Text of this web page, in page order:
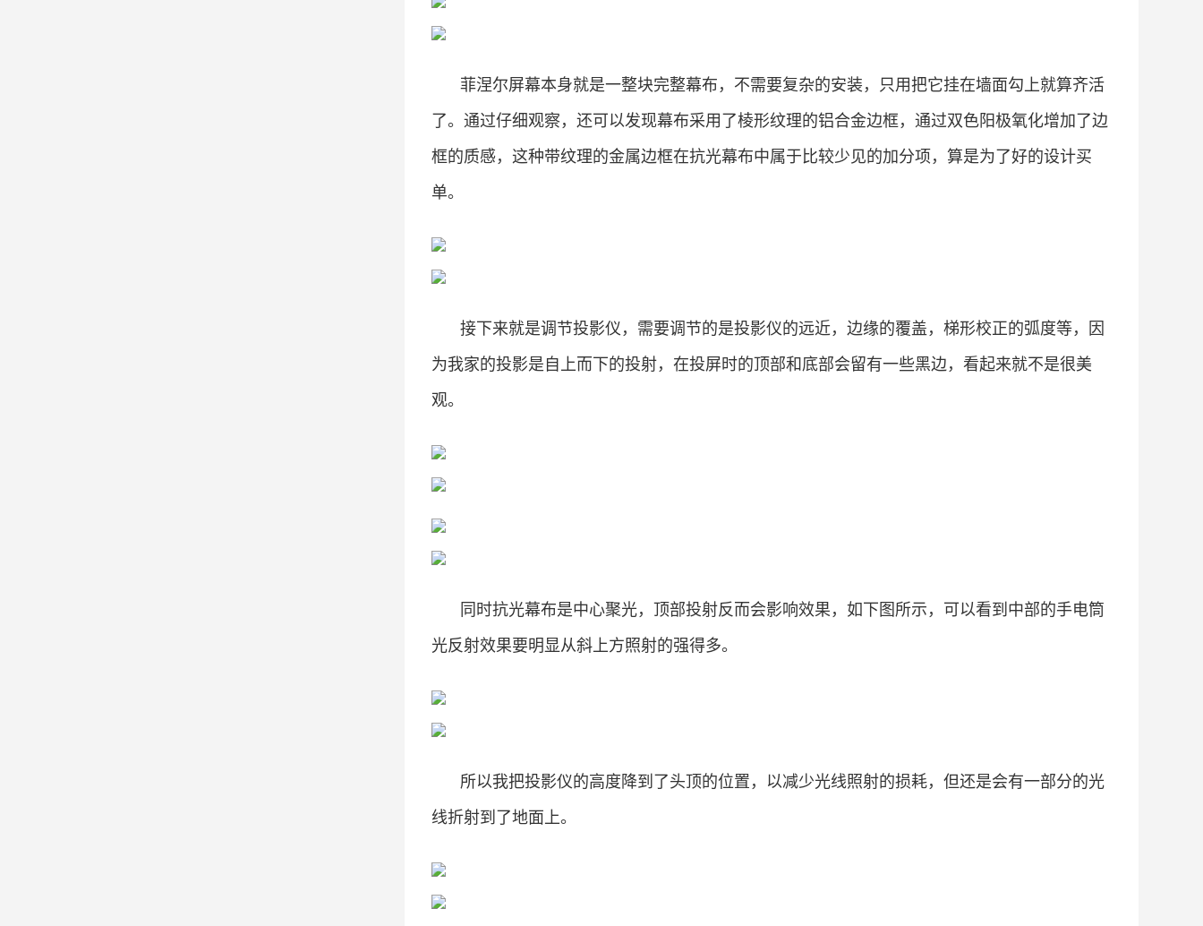
菲涅尔屏幕本身就是一整块完整幕布，不需要复杂的安装，只用把它挂在墙面勾上就算齐活
了。通过仔细观察，还可以发现幕布采用了棱形纹理的铝合金边框，通过双色阳极氧化增加了边
框的质感，这种带纹理的金属边框在抗光幕布中属于比较少见的加分项，算是为了好的设计买
单。
接下来就是调节投影仪，需要调节的是投影仪的远近，边缘的覆盖，梯形校正的弧度等，因
为我家的投影是自上而下的投射，在投屏时的顶部和底部会留有一些黑边，看起来就不是很美
观。
同时抗光幕布是中心聚光，顶部投射反而会影响效果，如下图所示，可以看到中部的手电筒
光反射效果要明显从斜上方照射的强得多。
所以我把投影仪的高度降到了头顶的位置，以减少光线照射的损耗，但还是会有一部分的光
线折射到了地面上。